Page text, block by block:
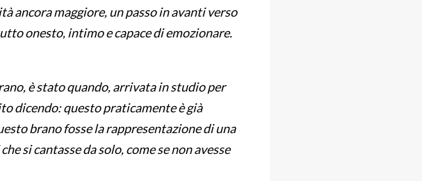
ancora maggiore, un passo in avanti verso
onesto, intimo e capace di emozionare.
è stato quando, arrivata in studio per
dicendo: questo praticamente è già
brano fosse la rappresentazione di una
si cantasse da solo, come se non avesse